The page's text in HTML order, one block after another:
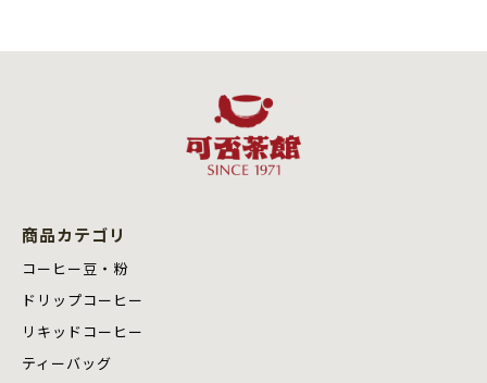
商品カテゴリ
コーヒー豆・粉
ドリップコーヒー
リキッドコーヒー
ティーバッグ